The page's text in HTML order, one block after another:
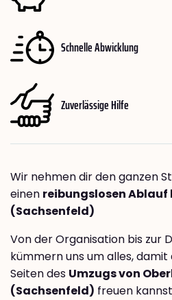
Schnelle Abwicklung
Zuverlässige Hilfe
Wir nehmen dir den ganzen
einen reibungslosen Ablauf
(Sachsenfeld)
Von der Organisation bis zur
kümmern uns um alles,
Seiten des Umzugs von
(Sachsenfeld) freuen